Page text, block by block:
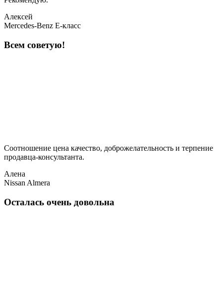
Алексей
Mercedes-Benz E-класс
Всем советую!
Соотношение цена качество, доброжелательность и терпение
продавца-консультанта.
Алена
Nissan Almera
Осталась очень довольна